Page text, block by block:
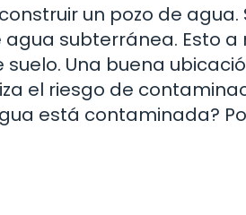
un pozo de
subterránea. Esto
Una buena
el riesgo de
está contaminada?